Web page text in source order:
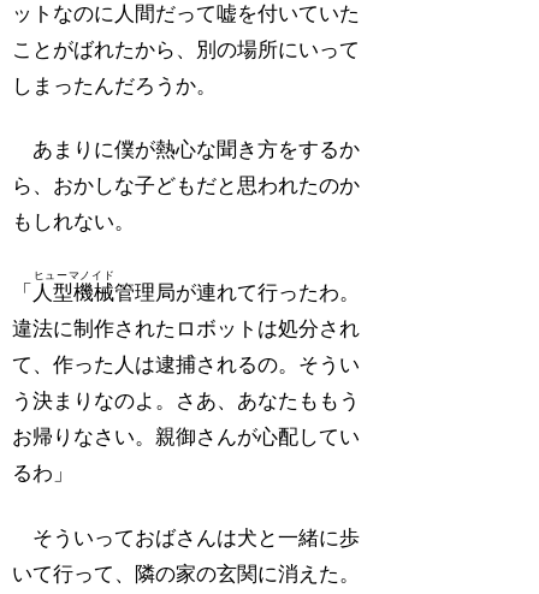
ットなのに人間だって嘘を付いていた
ことがばれたから、別の場所にいって
しまったんだろうか。
あまりに僕が熱心な聞き方をするか
ら、おかしな子どもだと思われたのか
もしれない。
「 人型機械
ヒューマノイド
管理局が連れて行ったわ。
違法に制作されたロボットは処分され
て、作った人は逮捕されるの。そうい
う決まりなのよ。さあ、あなたももう
お帰りなさい。親御さんが心配してい
るわ」
そういっておばさんは犬と一緒に歩
いて行って、隣の家の玄関に消えた。